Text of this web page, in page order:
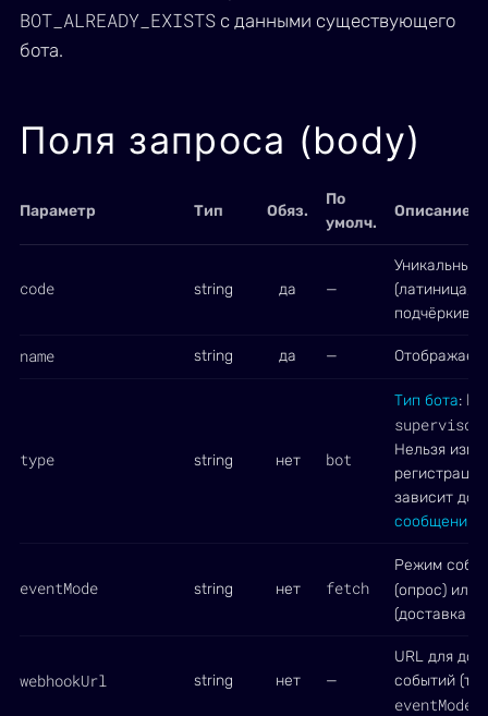
BOT_ALREADY_EXISTS с данными существующего
бота.
Поля запроса (body)
Параметр Тип Обяз.
По
умолч.
Описание
code string да —
Уникальный
(латиница,
name string да —
type string нет bot
Тип бота:
supervisor
Нельзя
зависит
сообщений
eventMode string нет fetch
Режим
(опрос) или
(доставка
webhookUrl string нет —
URL для
событий